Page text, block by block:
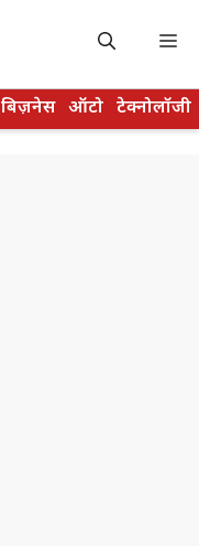
बिज़नेस ऑटो टेक्नोलॉजी